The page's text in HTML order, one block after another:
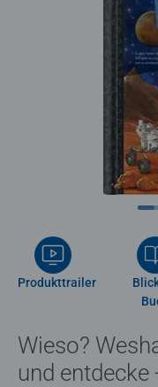
Produkttrailer
Wieso?
und entdecke